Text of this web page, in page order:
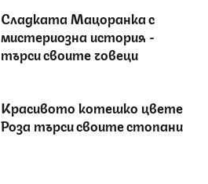
Сладката Мацоранка с
мистериозна история -
търси своите човеци
Красивото котешко цвете
Роза търси своите стопани